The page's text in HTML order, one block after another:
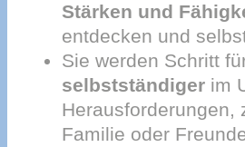
Stärken und
entdecken und
Sie werden Schritt
selbstständiger im
Herausforderungen,
Familie oder